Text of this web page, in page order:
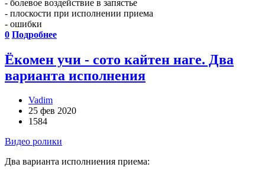
- болевое воздействие в запястье
- плоскости при исполнении приема
- ошибки
0 Подробнее
Ёкомен учи - сото кайтен наге. Два
варианта исполнения
Vadim
25 фев 2020
1584
Видео ролики
Два варианта исполниения приема: